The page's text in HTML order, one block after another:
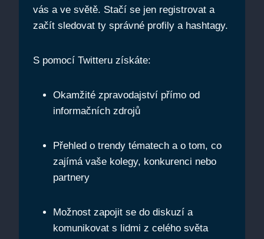
vás a ve světě. Stačí se jen registrovat a
začít sledovat ty správné profily a hashtagy.
S pomocí Twitteru získáte:
Okamžité zpravodajství přímo od
informačních zdrojů
Přehled o trendy tématech a o tom, co
zajímá vaše kolegy, konkurenci nebo
partnery
Možnost zapojit se do diskuzí a
komunikovat s lidmi z celého světa